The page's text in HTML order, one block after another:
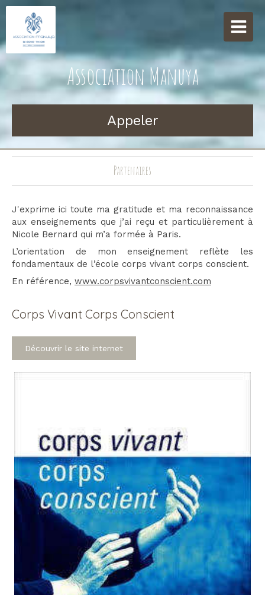
Association Manuya
Appeler
Partenaires
J'exprime ici toute ma gratitude et ma reconnaissance
aux enseignements que j’ai reçu et particulièrement à
Nicole Bernard qui m’a formée à Paris.
L’orientation de mon enseignement reflète les
fondamentaux de l’école corps vivant corps conscient.
En référence, www.corpsvivantconscient.com
Corps Vivant Corps Conscient
Découvrir le site internet